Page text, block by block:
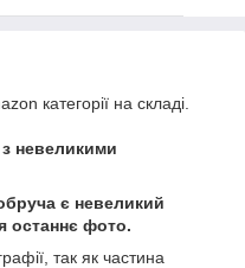
категорії на складі.
з невеликими
є невеликий
останнє фото.
так як частина